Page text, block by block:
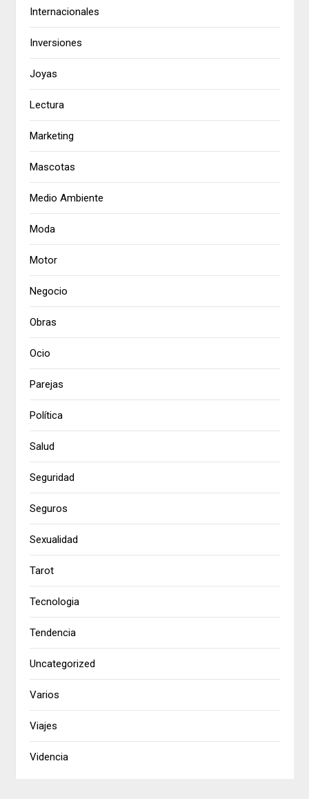
Internacionales
Inversiones
Joyas
Lectura
Marketing
Mascotas
Medio Ambiente
Moda
Motor
Negocio
Obras
Ocio
Parejas
Política
Salud
Seguridad
Seguros
Sexualidad
Tarot
Tecnologia
Tendencia
Uncategorized
Varios
Viajes
Videncia